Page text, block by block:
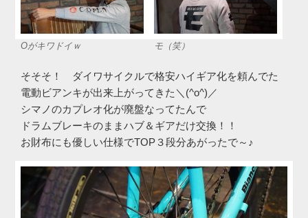
Oがキワドイｗ モ（笑）
そそそ！ ダイワサイクルで格安ハイギア化を頼んでた
電動ビアンキが出来上がってきた＼(^o^)／
シマノのカプレオ化が廃盤なってたんで
ドラムブレーキのままハブ＆ギアだけ交換！！
お財布にも優しい仕様でTOP３段分あがったで～♪